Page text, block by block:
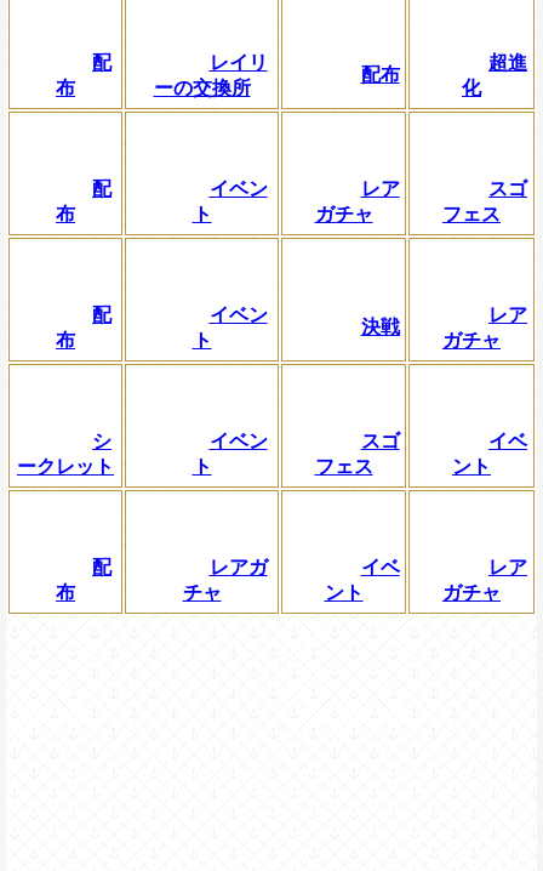
配
布
レイリ
ーの交換所
配布
超進
化
配
布
イベン
ト
レア
ガチャ
スゴ
フェス
配
布
イベン
ト
決戦
レア
ガチャ
シ
ークレット
イベン
ト
スゴ
フェス
イベ
ント
配
布
レアガ
チャ
イベ
ント
レア
ガチャ